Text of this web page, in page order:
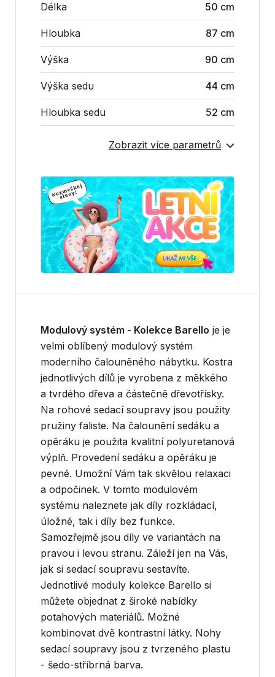
Délka 50 cm
Hloubka 87 cm
Výška 90 cm
Výška sedu 44 cm
Hloubka sedu 52 cm
Zobrazit více parametrů
Modulový systém - Kolekce Barello je je
velmi oblíbený modulový systém
moderního čalouněného nábytku. Kostra
jednotlivých dílů je vyrobena z měkkého
a tvrdého dřeva a částečně dřevotřísky.
Na rohové sedací soupravy jsou použity
pružiny faliste. Na čalounění sedáku a
opěráku je použita kvalitní polyuretanová
výplň. Provedení sedáku a opěráku je
pevné. Umožní Vám tak skvělou relaxaci
a odpočinek. V tomto modulovém
systému naleznete jak díly rozkládací,
úložné, tak i díly bez funkce.
Samozřejmě jsou díly ve variantách na
pravou i levou stranu. Záleží jen na Vás,
jak si sedací soupravu sestavíte.
Jednotlivé moduly kolekce Barello si
můžete objednat z široké nabídky
potahových materiálů. Možné
kombinovat dvě kontrastní látky. Nohy
sedací soupravy jsou z tvrzeného plastu
- šedo-stříbrná barva.